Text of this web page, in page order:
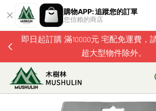
購物APP: 追蹤您的訂單
您信賴的商店
即日起訂購 滿10000元 宅配免運費，
超大型物件除外。